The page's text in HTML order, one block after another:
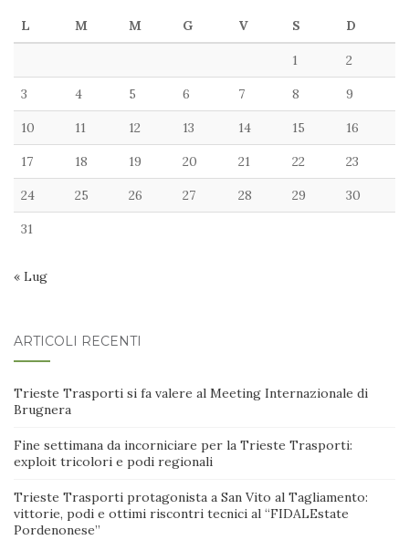
L M M G V S D
1 2
3 4 5 6 7 8 9
10 11 12 13 14 15 16
17 18 19 20 21 22 23
24 25 26 27 28 29 30
31
« Lug
ARTICOLI RECENTI
Trieste Trasporti si fa valere al Meeting Internazionale di
Brugnera
Fine settimana da incorniciare per la Trieste Trasporti:
exploit tricolori e podi regionali
Trieste Trasporti protagonista a San Vito al Tagliamento:
vittorie, podi e ottimi riscontri tecnici al “FIDALEstate
Pordenonese”